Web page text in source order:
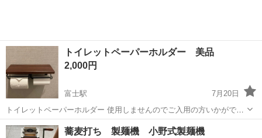
トイレットペーパーホルダー 美品
2,000円
富士駅
7月20日
トイレットペーパーホルダー 使用しませんのでご入用の方いかがです
か？ 美品です。 ※取りに来ていただける方でお願いします。 ※既存
の穴に合わせられ 既存のネジを使えます。
静岡 富士市 富士駅 その他 トイレットペーパー
蕎麦打ち 製麺機 小野式製麺機